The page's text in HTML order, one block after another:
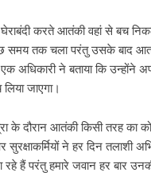
घेराबंदी करते आतंकी वहां से बच
तक चला परंतु उसके बाद
अधिकारी ने बताया कि उन्होंने
जाएगा।
के दौरान आतंकी किसी तरह का
ने हर दिन तलाशी
हैं परंतु हमारे जवान हर बार